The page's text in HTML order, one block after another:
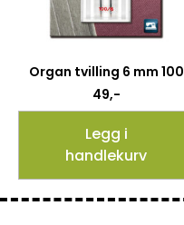
Organ tvilling 6 mm 100
49,-
Legg i
handlekurv